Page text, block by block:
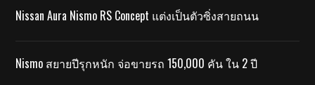
Nissan Aura Nismo RS Concept แต่งเป็นตัวซิ่งสายถนน
Nismo สยายปีรุกหนัก จ่อขายรถ 150,000 คัน ใน 2 ปี